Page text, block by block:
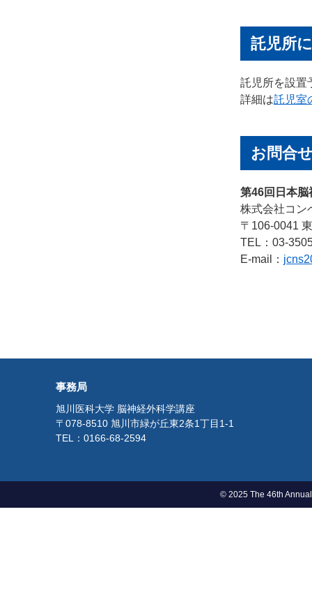
託児所
託児所を設置
詳細は託児室
お問合
第46回日本
株式会社コン
〒106-0041
TEL：03-
E-mail：
事務局
旭川医科大学 脳神経外科学講座
〒078-8510 旭川市緑が丘東2条1丁目1-1
TEL：0166-68-2594
© 2025 The 46th